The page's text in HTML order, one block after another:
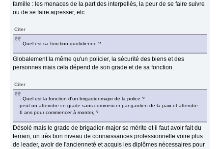
famille : les menaces de la part des interpellés, la peur de se faire suivre
ou de se faire agresser, etc...
Citer
- Quel est sa fonction quotidienne ?
Globalement la même qu'un policier, la sécurité des biens et des
personnes mais cela dépend de son grade et de sa fonction.
Citer
- Quel est la fonction d'un brigadier-major de la police ?
peut on atteindre ce grade sans commencer par gardien de la paix et attendre
6 ans pour commencer à monter, ?
Désolé mais le grade de brigadier-major se mérite et il faut avoir fait du
terrain, un très bon niveau de connaissances professionnelle voire plus
de leader, avoir de l'ancienneté et acquis les diplômes nécessaires pour